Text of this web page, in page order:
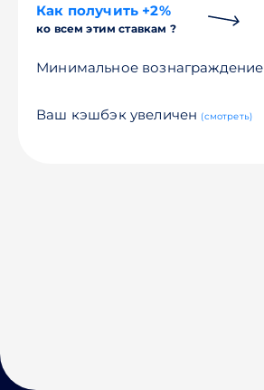
Как получить +2%
ко всем этим ставкам ?
Минимальное вознаграждение
Ваш кэшбэк увеличен (смотреть)